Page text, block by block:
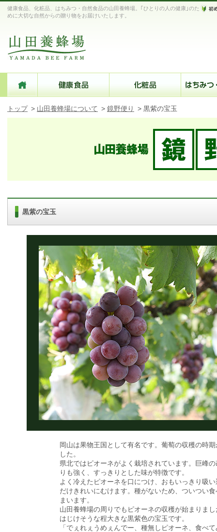
健康食品、化粧品、はちみつ・自然食品の山田養蜂場。｢ひとりの人の健康｣のた
めに大切な自然からの贈り物をお届けいたします。
トップ > 山田養蜂場について > 鏡野便り > 黒紫の宝玉
黒紫の宝玉
岡山は果物王国として有名です。葡萄の収穫の時
した。
県北ではピオーネがよく栽培されています。巨峰
りも強く、すっきりとした味が特徴です。
よく冷えたピオーネを口につけ、おもいっきり吸
だけきれいにむけます。種がないため、ついつい
まいます。
山田養蜂場の周りでもピオーネの収穫が始まりま
はじけそうな程大きな黒紫色の宝玉です。
「でぇれぇうめぇんでー、種無しピオーネ、食べ